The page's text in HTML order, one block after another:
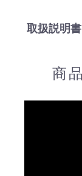
取扱説明
商